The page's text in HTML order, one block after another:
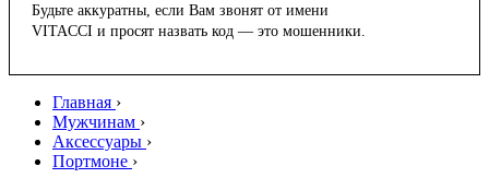
Будьте аккуратны, если Вам звонят от имени
VITACCI и просят назвать код — это мошенники.
Главная ›
Мужчинам ›
Аксессуары ›
Портмоне ›